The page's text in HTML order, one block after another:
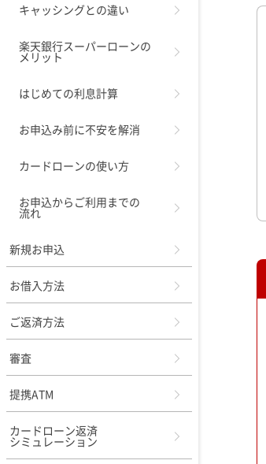
キャッシングとの違い
楽天銀行スーパーローンの
メリット
はじめての利息計算
お申込み前に不安を解消
カードローンの使い方
お申込からご利用までの
流れ
新規お申込
お借入方法
ご返済方法
審査
提携ATM
カードローン返済
シミュレーション